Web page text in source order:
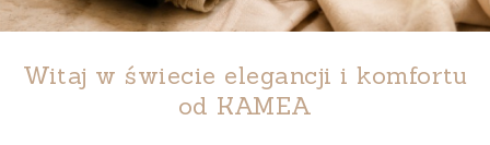
Witaj w świecie elegancji i komfortu
od KAMEA